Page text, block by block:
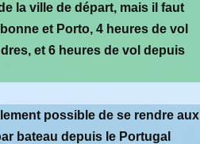
la ville de départ, mais il faut
et Porto, 4 heures de vol
et 6 heures de vol depuis
possible de se rendre aux
bateau depuis le Portugal